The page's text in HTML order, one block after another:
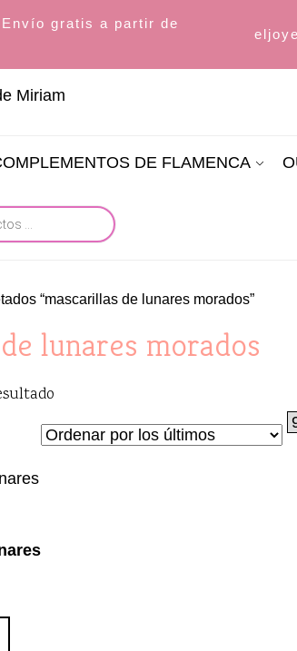
gratis a partir de
DE FLAMENCA
“mascarillas de lunares morados”
lunares morados